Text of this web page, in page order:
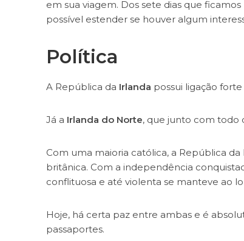
em sua viagem. Dos sete dias que
possível estender se houver algum
Política
A República da Irlanda possui ligação
Já a Irlanda do Norte, que junto com todo
Com uma maioria católica, a República
britânica. Com a independência
conflituosa e até violenta se manteve ao
Hoje, há certa paz entre ambas e é
passaportes.